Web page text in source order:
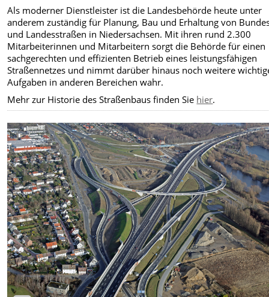
Als moderner Dienstleister ist die Landesbehörde heute unter
anderem zuständig für Planung, Bau und Erhaltung von
und Landesstraßen in Niedersachsen. Mit ihren rund 2.300
Mitarbeiterinnen und Mitarbeitern sorgt die Behörde für einen
sachgerechten und effizienten Betrieb eines leistungsfähigen
Straßennetzes und nimmt darüber hinaus noch weitere
Aufgaben in anderen Bereichen wahr.
Mehr zur Historie des Straßenbaus finden Sie hier.